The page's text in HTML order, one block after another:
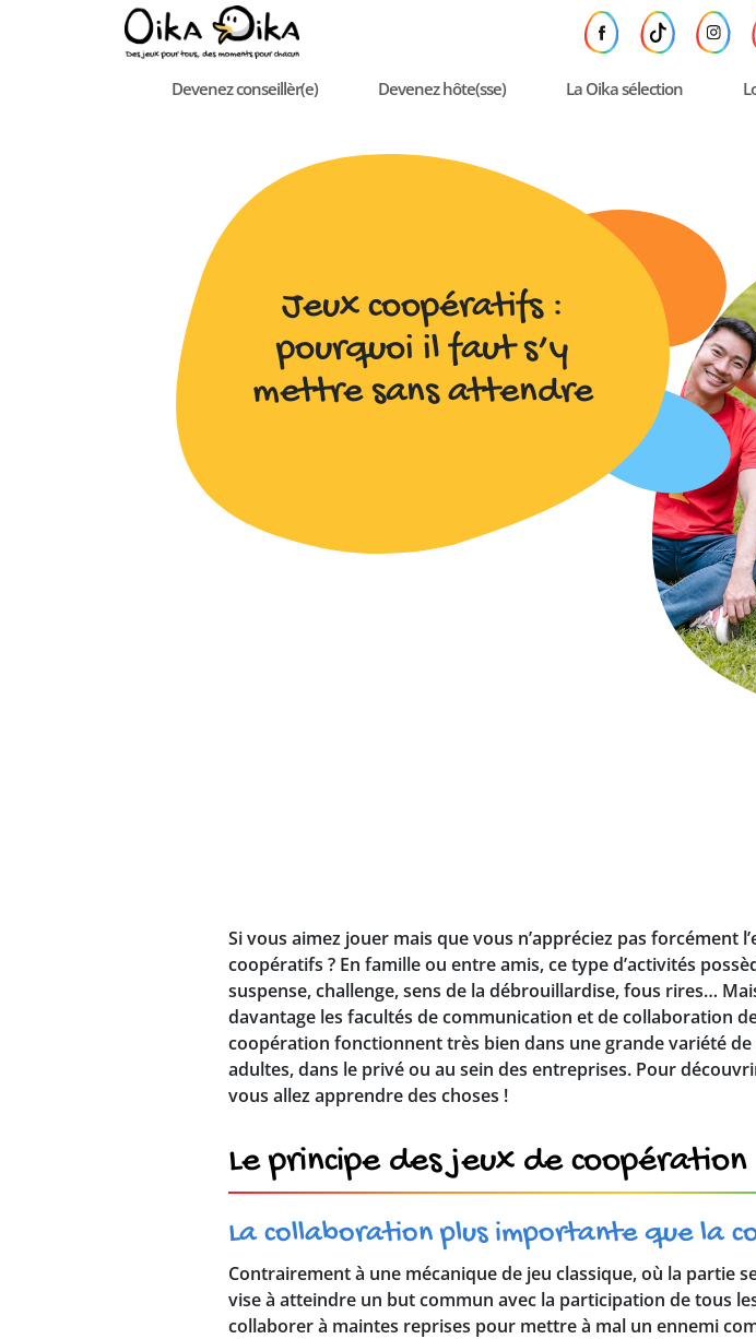
Devenez conseillèr(e) Devenez hôte(sse) La Oika sélection
Jeux coopératifs :
pourquoi il faut s’y
mettre sans attendre
Si vous aimez jouer mais que vous n’appréciez pas forcément
coopératifs ? En famille ou entre amis, ce type d’activités
suspense, challenge, sens de la débrouillardise, fous rires…
davantage les facultés de communication et de collaboration
coopération fonctionnent très bien dans une grande variété
adultes, dans le privé ou au sein des entreprises. Pour
vous allez apprendre des choses !
Le principe des jeux de coopération
La collaboration plus importante que la
Contrairement à une mécanique de jeu classique, où la partie
vise à atteindre un but commun avec la participation de tous
collaborer à maintes reprises pour mettre à mal un ennemi